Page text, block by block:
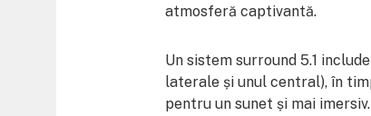
atmosferă captivantă.
Un sistem surround 5.1
laterale și unul central), în
pentru un sunet și mai